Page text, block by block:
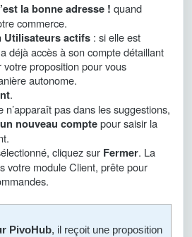
la bonne adresse ! quand
commerce.
Utilisateurs actifs : si elle est
déjà accès à son compte détaillant
proposition pour vous
autonome.
.
n’apparaît pas dans les suggestions,
nouveau comptepour saisir la
cliquez sur Fermer. La
votre module Client, prête pour
PivoHub, il reçoit une proposition